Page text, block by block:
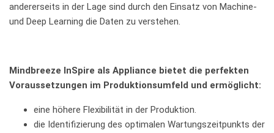
andererseits in der Lage sind durch den Einsatz von Machine-
und Deep Learning die Daten zu verstehen.
Mindbreeze InSpire als Appliance bietet die perfekten
Voraussetzungen im Produktionsumfeld und ermöglicht:
eine höhere Flexibilität in der Produktion.
die Identifizierung des optimalen Wartungszeitpunkts der